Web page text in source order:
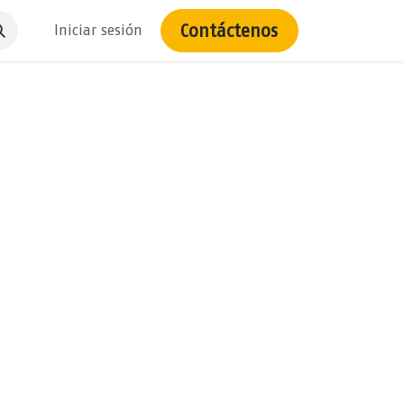
Iniciar sesión Contáctenos